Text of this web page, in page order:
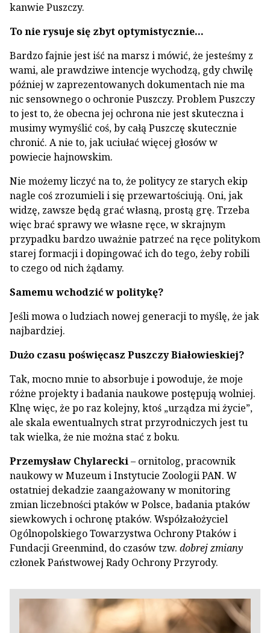
kanwie Puszczy.
To nie rysuje się zbyt optymistycznie…
Bardzo fajnie jest iść na marsz i mówić, że jesteśmy z
wami, ale prawdziwe intencje wychodzą, gdy chwilę
później w zaprezentowanych dokumentach nie ma
nic sensownego o ochronie Puszczy. Problem Puszczy
to jest to, że obecna jej ochrona nie jest skuteczna i
musimy wymyślić coś, by całą Puszczę skutecznie
chronić. A nie to, jak uciułać więcej głosów w
powiecie hajnowskim.
Nie możemy liczyć na to, że politycy ze starych ekip
nagle coś zrozumieli i się przewartościują. Oni, jak
widzę, zawsze będą grać własną, prostą grę. Trzeba
więc brać sprawy we własne ręce, w skrajnym
przypadku bardzo uważnie patrzeć na ręce politykom
starej formacji i dopingować ich do tego, żeby robili
to czego od nich żądamy.
Samemu wchodzić w politykę?
Jeśli mowa o ludziach nowej generacji to myślę, że jak
najbardziej.
Dużo czasu poświęcasz Puszczy Białowieskiej?
Tak, mocno mnie to absorbuje i powoduje, że moje
różne projekty i badania naukowe postępują wolniej.
Klnę więc, że po raz kolejny, ktoś „urządza mi życie”,
ale skala ewentualnych strat przyrodniczych jest tu
tak wielka, że nie można stać z boku.
Przemysław Chylarecki– ornitolog, pracownik
naukowy w Muzeum i Instytucie Zoologii PAN. W
ostatniej dekadzie zaangażowany w monitoring
zmian liczebności ptaków w Polsce, badania ptaków
siewkowych i ochronę ptaków. Współzałożyciel
Ogólnopolskiego Towarzystwa Ochrony Ptaków i
Fundacji Greenmind, do czasów tzw. dobrej zmiany
członek Państwowej Rady Ochrony Przyrody.